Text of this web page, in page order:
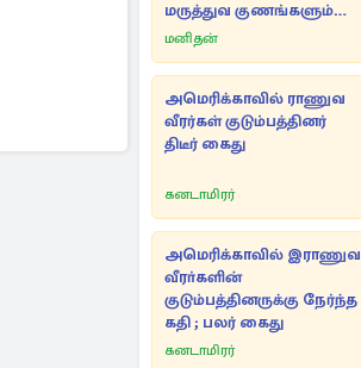
மருத்துவ குணங்களும்
ஆரோக்கிய
மனிதன்
அமெரிக்காவில் ராணுவ
வீரர்கள் குடும்பத்தினர்
திடீர் கைது
கனடாமிரர்
அமெரிக்காவில் இராணுவ
வீரா்களின்
குடும்பத்தினருக்கு நேர்ந்த
கதி ; பலர் கைது
கனடாமிரர்